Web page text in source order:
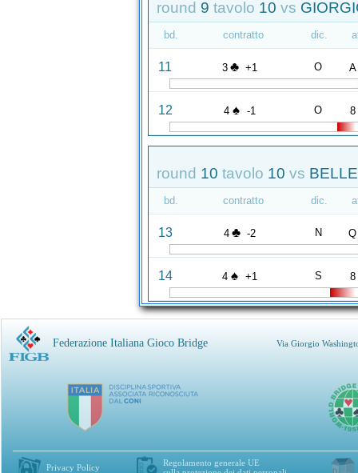
round 9 tavolo 10 vs
bd. contratto dic.
11 3 ♣ +1 O A
12 4 ♠ -1 O 8
round 10 tavolo 10 vs
bd. contratto dic.
13 4 ♣ -2 N Q
14 4 ♠ +1 S 8
Federazione Italiana Gioco Bridge Via Giorgio
Privacy Policy
Regolamento generale UE